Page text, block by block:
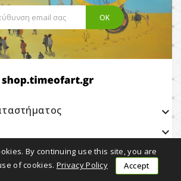
keyboard_arrow_down

By continuing use this site, you are
of cookies. Privacy Policy Accept